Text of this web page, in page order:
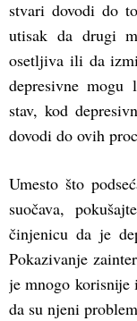
stvari dovodi do
utisak da drugi
osetljiva ili da
depresivne mogu
stav, kod
dovodi do ovih
Umesto što
suočava,
činjenicu da je
Pokazivanje
je mnogo korisnije
da su njeni